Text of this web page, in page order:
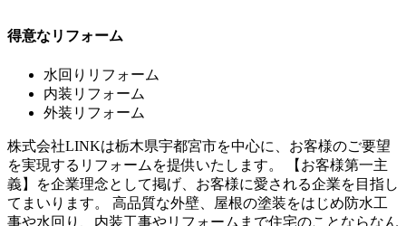
得意なリフォーム
水回りリフォーム
内装リフォーム
外装リフォーム
株式会社LINKは栃木県宇都宮市を中心に、お客様のご要望
を実現するリフォームを提供いたします。 【お客様第一主
義】を企業理念として掲げ、お客様に愛される企業を目指し
てまいります。 高品質な外壁、屋根の塗装をはじめ防水工
事や水回り、内装工事やリフォームまで住宅のことならなん